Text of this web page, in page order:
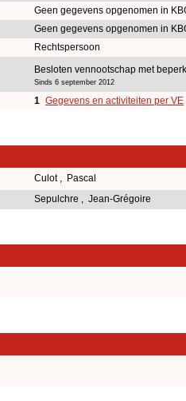
Geen gegevens opgenomen in
Geen gegevens opgenomen in
Rechtspersoon
Besloten vennootschap met
Sinds 6 september 2012
1 Gegevens en activiteiten per VE
Culot , Pascal
Sepulchre , Jean-Grégoire